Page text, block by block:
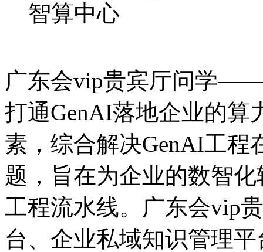
智算中心
广东会vip贵宾厅问学——
打通GenAI落地企业的算力
素，综合解决GenAI工程在
题，旨在为企业的数
工程流水线。广东会vip
台、企业私域知识管理